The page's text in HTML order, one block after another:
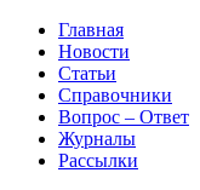
Главная
Новости
Статьи
Справочники
Вопрос – Ответ
Журналы
Рассылки